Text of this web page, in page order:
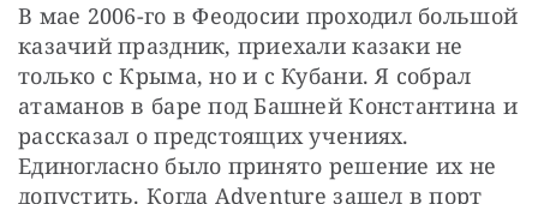
В мае 2006-го в Феодосии проходил большой
казачий праздник, приехали казаки не
только с Крыма, но и с Кубани. Я собрал
атаманов в баре под Башней Константина и
рассказал о предстоящих учениях.
Единогласно было принято решение их не
допустить. Когда Adventure зашел в порт